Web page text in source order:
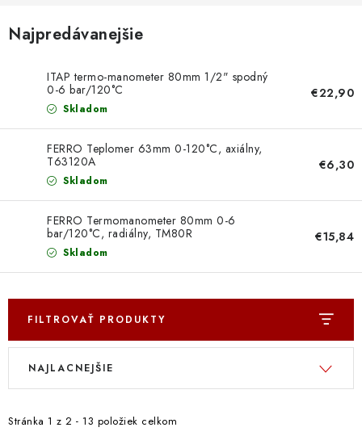
Doprava a Platba
Najpredávanejšie
ITAP termo-manometer 80mm 1/2" spodný
0-6 bar/120°C
Skladom
€22,90
FERRO Teplomer 63mm 0-120°C, axiálny,
T63120A
Skladom
€6,30
FERRO Termomanometer 80mm 0-6
bar/120°C, radiálny, TM80R
Skladom
€15,84
FILTROVAŤ PRODUKTY
V
i
Stránka 1 z 2 - 13 položiek celkom
R
e
NAJLACNEJŠIE